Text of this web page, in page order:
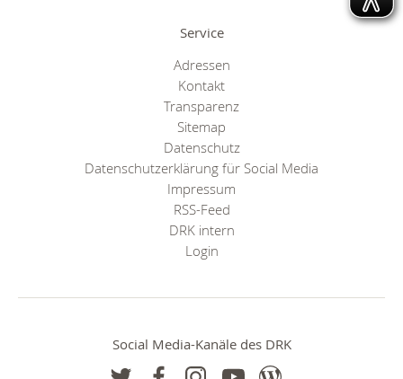
Service
Adressen
Kontakt
Transparenz
Sitemap
Datenschutz
Datenschutzerklärung für Social Media
Impressum
RSS-Feed
DRK intern
Login
Social Media-Kanäle des DRK